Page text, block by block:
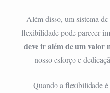
Além disso, um sistema
flexibilidade pode parecer
deve ir além de um valor
nosso esforço e
Quando a flexibilidade